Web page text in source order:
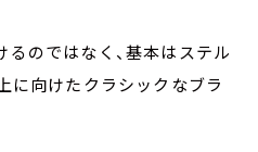
のではなく、基本はステル
に向けたクラシックなブラ